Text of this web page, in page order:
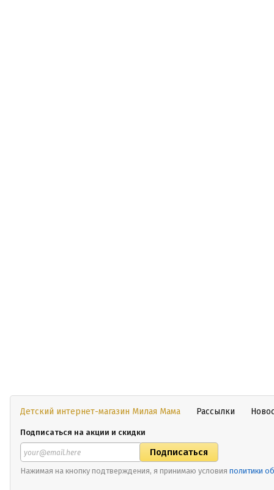
Детский интернет-магазин Милая Мама Рассылки
Подписаться на акции и скидки
Нажимая на кнопку подтверждения, я принимаю условия политики